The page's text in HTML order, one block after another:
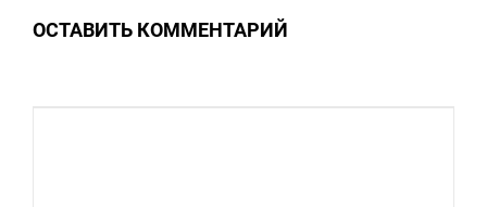
ОСТАВИТЬ КОММЕНТАРИЙ